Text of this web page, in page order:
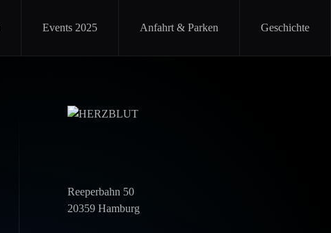
Events 2025 Anfahrt & Parken Geschichte
Reeperbahn 50
20359 Hamburg